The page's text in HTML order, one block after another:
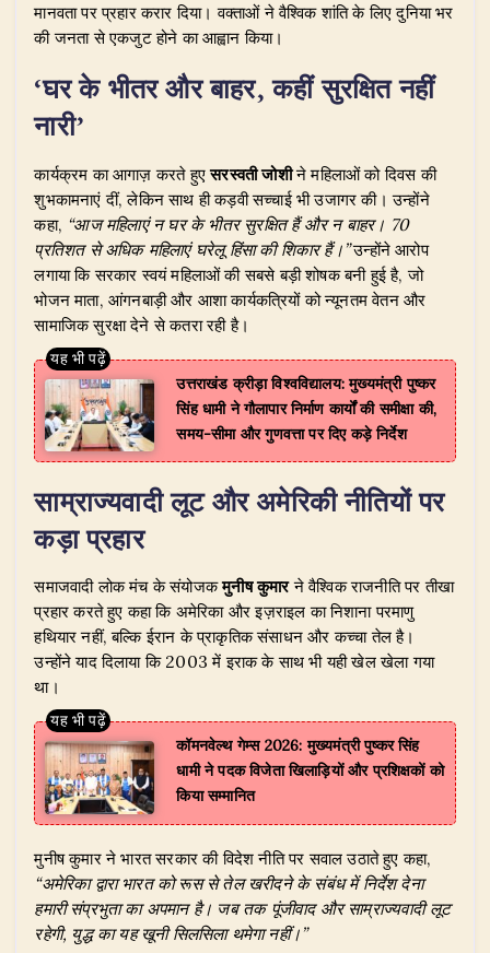
मानवता पर प्रहार करार दिया। वक्ताओं ने वैश्विक शांति के लिए दुनिया भर
की जनता से एकजुट होने का आह्वान किया।
‘घर के भीतर और बाहर, कहीं सुरक्षित नहीं
नारी’
​कार्यक्रम का आगाज़ करते हुएसरस्वती जोशीने महिलाओं को दिवस की
शुभकामनाएं दीं, लेकिन साथ ही कड़वी सच्चाई भी उजागर की। उन्होंने
कहा, “आज महिलाएं न घर के भीतर सुरक्षित हैं और न बाहर। 70
प्रतिशत से अधिक महिलाएं घरेलू हिंसा की शिकार हैं।”उन्होंने आरोप
लगाया कि सरकार स्वयं महिलाओं की सबसे बड़ी शोषक बनी हुई है, जो
भोजन माता, आंगनबाड़ी और आशा कार्यकत्रियों को न्यूनतम वेतन और
सामाजिक सुरक्षा देने से कतरा रही है।
उत्तराखंड क्रीड़ा विश्वविद्यालय: मुख्यमंत्री पुष्कर
सिंह धामी ने गौलापार निर्माण कार्यों की समीक्षा की,
समय-सीमा और गुणवत्ता पर दिए कड़े निर्देश
साम्राज्यवादी लूट और अमेरिकी नीतियों पर
कड़ा प्रहार
​समाजवादी लोक मंच के संयोजकमुनीष कुमारने वैश्विक राजनीति पर तीखा
प्रहार करते हुए कहा कि अमेरिका और इज़राइल का निशाना परमाणु
हथियार नहीं, बल्कि ईरान के प्राकृतिक संसाधन और कच्चा तेल है।
उन्होंने याद दिलाया कि 2003 में इराक के साथ भी यही खेल खेला गया
था।
​कॉमनवेल्थ गेम्स 2026: मुख्यमंत्री पुष्कर सिंह
धामी ने पदक विजेता खिलाड़ियों और प्रशिक्षकों को
किया सम्मानित
मुनीष कुमार ने भारत सरकार की विदेश नीति पर सवाल उठाते हुए कहा,
“अमेरिका द्वारा भारत को रूस से तेल खरीदने के संबंध में निर्देश देना
हमारी संप्रभुता का अपमान है। जब तक पूंजीवाद और साम्राज्यवादी लूट
रहेगी, युद्ध का यह खूनी सिलसिला थमेगा नहीं।”